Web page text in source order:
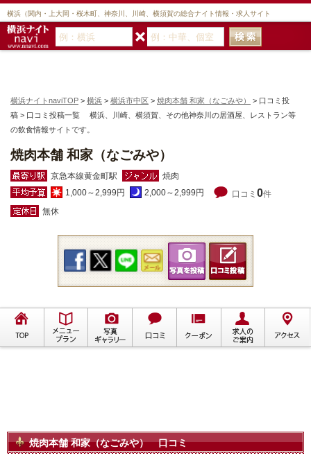
横浜（関内・上大岡・桜木町、神奈川、川崎、横須賀の総合ナイト情報・求人サイト
横浜ナイトnaviTOP > 横浜 > 横浜市中区 > 焼肉本舗 和家（なごみや）
> 口コミ投
稿 > 口コミ投稿一覧 横浜、川崎、横須賀、その他神奈川の居酒屋、レストラン等
の飲食情報サイトです。
焼肉本舗 和家（なごみや）
京急本線黄金町駅
焼肉
1,000～2,999円
2,000～2,999円 口コミ 0件
無休
焼肉本舗 和家（なごみや） 口コミ